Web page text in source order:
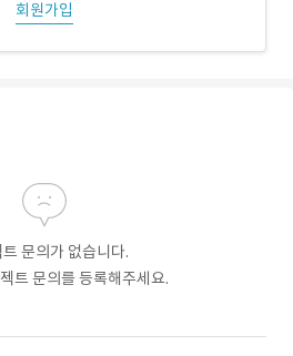
회원가입
문의가 없습니다.
트 문의를 등록해주세요.